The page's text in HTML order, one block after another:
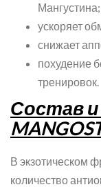
Мангустина;
ускоряет
снижает
похудение
тренировок.
Состав
В экзотическом
количество